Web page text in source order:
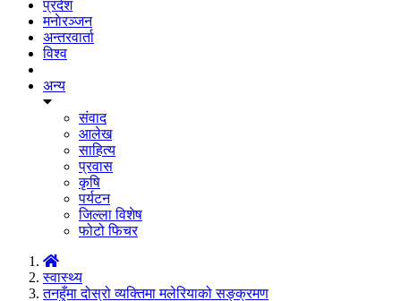
प्रदेश
मनाेरञ्जन
अन्तरवार्ता
विश्व
अन्य
संवाद
आलेख
साहित्य
प्रवास
कृषि
पर्यटन
जिल्ला विशेष
फोटो फिचर
स्वास्थ्य
तनहुँमा दोस्रो व्यक्तिमा मलेरियाको सङ्क्रमण